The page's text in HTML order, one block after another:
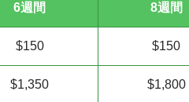
6週間 8週間
$150 $150
$1,350 $1,800